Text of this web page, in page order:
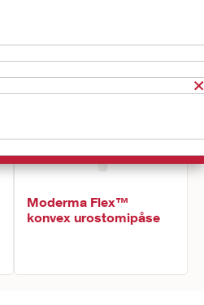
Moderma Flex™
konvex urostomipåse